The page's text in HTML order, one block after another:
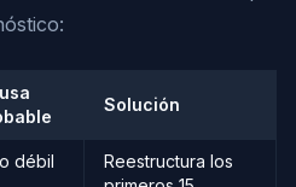
Solución
débil
Reestructura los